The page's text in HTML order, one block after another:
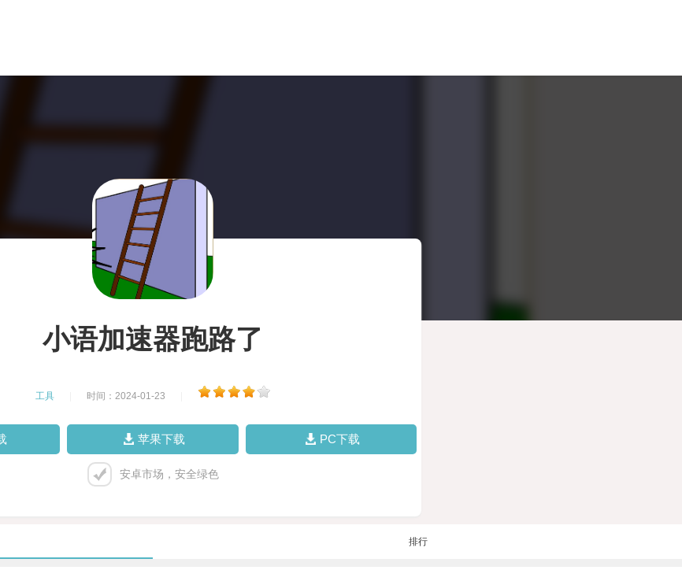
小语加速器跑路了
工具 时间：2024-01-23
苹果下载 PC下载
安卓市场，安全绿色
排行